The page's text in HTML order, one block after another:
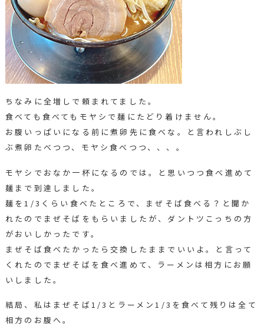
ちなみに全増しで頼まれてました。
食べても食べてもモヤシで麺にたどり着けません。
お腹いっぱいになる前に煮卵先に食べな。と言われしぶし
ぶ煮卵たべつつ、モヤシ食べつつ、、、。
モヤシでおなか一杯になるのでは。と思いつつ食べ進めて
麺まで到達しました。
麺を1/3くらい食べたところで、まぜそば食べる？と聞か
れたのでまぜそばをもらいましたが、ダントツこっちの方
がおいしかったです。
まぜそば食べたかったら交換したままでいいよ。と言って
くれたのでまぜそばを食べ進めて、ラーメンは相方にお願
いしました。
結局、私はまぜそば1/3とラーメン1/3を食べて残りは全て
相方のお腹へ。